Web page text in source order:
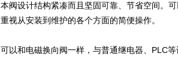
本阀设计结构紧凑而且坚固可靠、节省空间。
重视从安装到维护的各个方面的简便操作。
可以和电磁换向阀一样，与普通继电器、PLC等